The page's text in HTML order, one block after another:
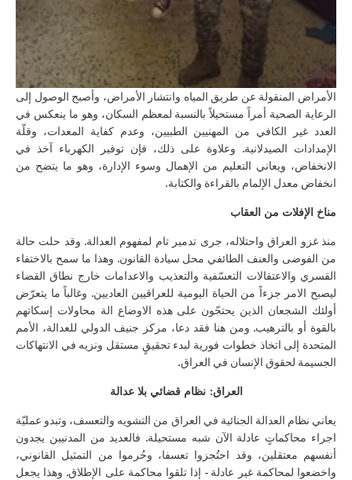
الأمراض المنقولة عن طريق المياه وانتشار الأمراض، وأصبح الوصول إلى
الرعاية الصحية أمراً مستحيلاً بالنسبة لمعظم السكان، وهو ما ينعكس في
العدد غير الكافي من المهنيين الطبيين، وعدم كفاية المعدات، وقلّة
الإمدادات الصيدلانية. وعلاوة على ذلك، فإن توفير الكهرباء آخذ في
الانخفاض، ويعاني التعليم من الإهمال وسوء الإدارة، وهو ما يتضح من
انخفاض معدل الإلمام بالقراءة والكتابة.
مناخ الإفلات من العقاب
منذ غزو العراق واحتلاله، جرى تدمير تام لمفهوم العدالة. وقد حلت حالة
من الفوضى والعنف الطائفي محل سيادة القانون. وهذا ما سمح بالاختفاء
القسري والاعتقالات التعسّفية والتعذيب والاعدامات خارج نطاق القضاء
ليصبح الامر جزءاً من الحياة اليومية للعراقيين العاديين. وغالباً ما يتعرّض
أولئك الشجعان الذين يحتجّون على هذه الاوضاع الة محاولات إسكاتهم
بالقوة أو بالترهيب. ومن هنا فقد دعا، مركز جنيف الدولي للعدالة، الأمم
المتحدة إلى اتخاذ خطوات فورية لبدء تحقيقٍ مستقل ونزيه في الانتهاكات
الجسيمة لحقوق الإنسان في العراق.
العراق: نظام قضائي بلا عدالة
يعاني نظام العدالة الجنائية في العراق من التشويه والتعسف، وتبدو عمليّة
اجراء محاكماتٍ عادلة الآن شبه مستحيلة. فالعديد من المدنيين يجدون
أنفسهم معتقلين، وقد احتُجزوا تعسفا، وحُرموا من التمثيل القانوني،
واخضعوا لمحاكمة غير عادلة - إذا تلقوا محاكمة على الإطلاق. وهذا يجعل